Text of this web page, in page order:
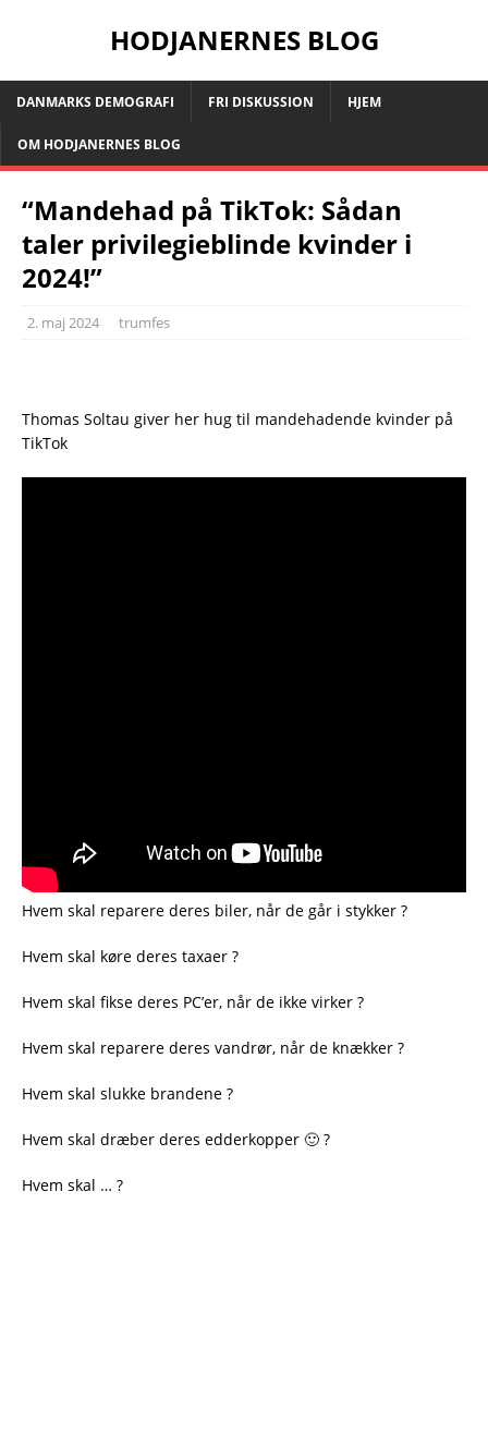
HODJANERNES BLOG
DANMARKS DEMOGRAFI FRI DISKUSSION HJEM
OM HODJANERNES BLOG
“Mandehad på TikTok: Sådan
taler privilegieblinde kvinder i
2024!”
2. maj 2024 trumfes
Thomas Soltau giver her hug til mandehadende kvinder på
TikTok
Hvem skal reparere deres biler, når de går i stykker ?
Hvem skal køre deres taxaer ?
Hvem skal fikse deres PC’er, når de ikke virker ?
Hvem skal reparere deres vandrør, når de knækker ?
Hvem skal slukke brandene ?
Hvem skal dræber deres edderkopper 🙂 ?
Hvem skal … ?